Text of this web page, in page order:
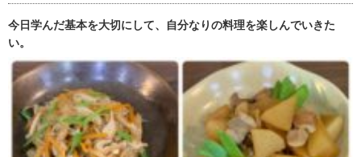
今日学んだ基本を大切にして、自分なりの料理を楽しんでいきた
い。